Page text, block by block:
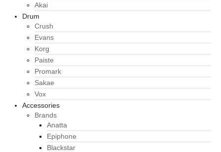
Akai
Drum
Crush
Evans
Korg
Paiste
Promark
Sakae
Vox
Accessories
Brands
Anatta
Epiphone
Blackstar